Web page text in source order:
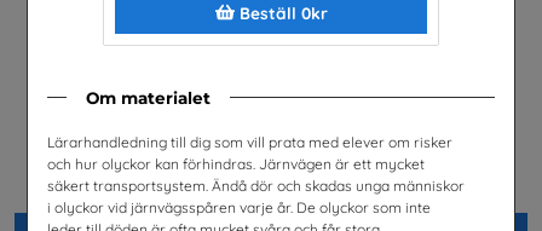
Beställ 0kr
Om materialet
Lärarhandledning till dig som vill prata med elever om risker
och hur olyckor kan förhindras. Järnvägen är ett mycket
säkert transportsystem. Ändå dör och skadas unga människor
i olyckor vid järnvägsspåren varje år. De olyckor som inte
Är du säker? högstadiet,
lärarhandledning
Unga Forskare
Säkerhet och järnväg – om
risker med spårspring
Trafikverket